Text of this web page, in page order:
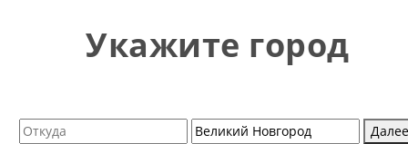
Укажите город
Далее